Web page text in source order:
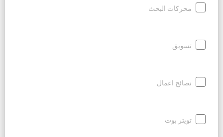
محركات البحث
تسويق
نصائح اعمال
تويتر بوت